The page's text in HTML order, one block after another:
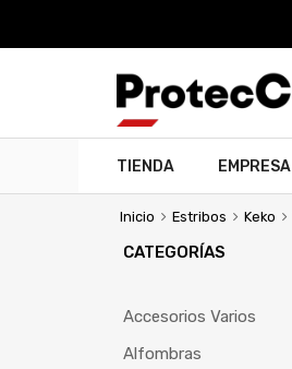
TIENDA EMPRESA
Inicio Estribos Keko
CATEGORÍAS
Accesorios Varios
Alfombras